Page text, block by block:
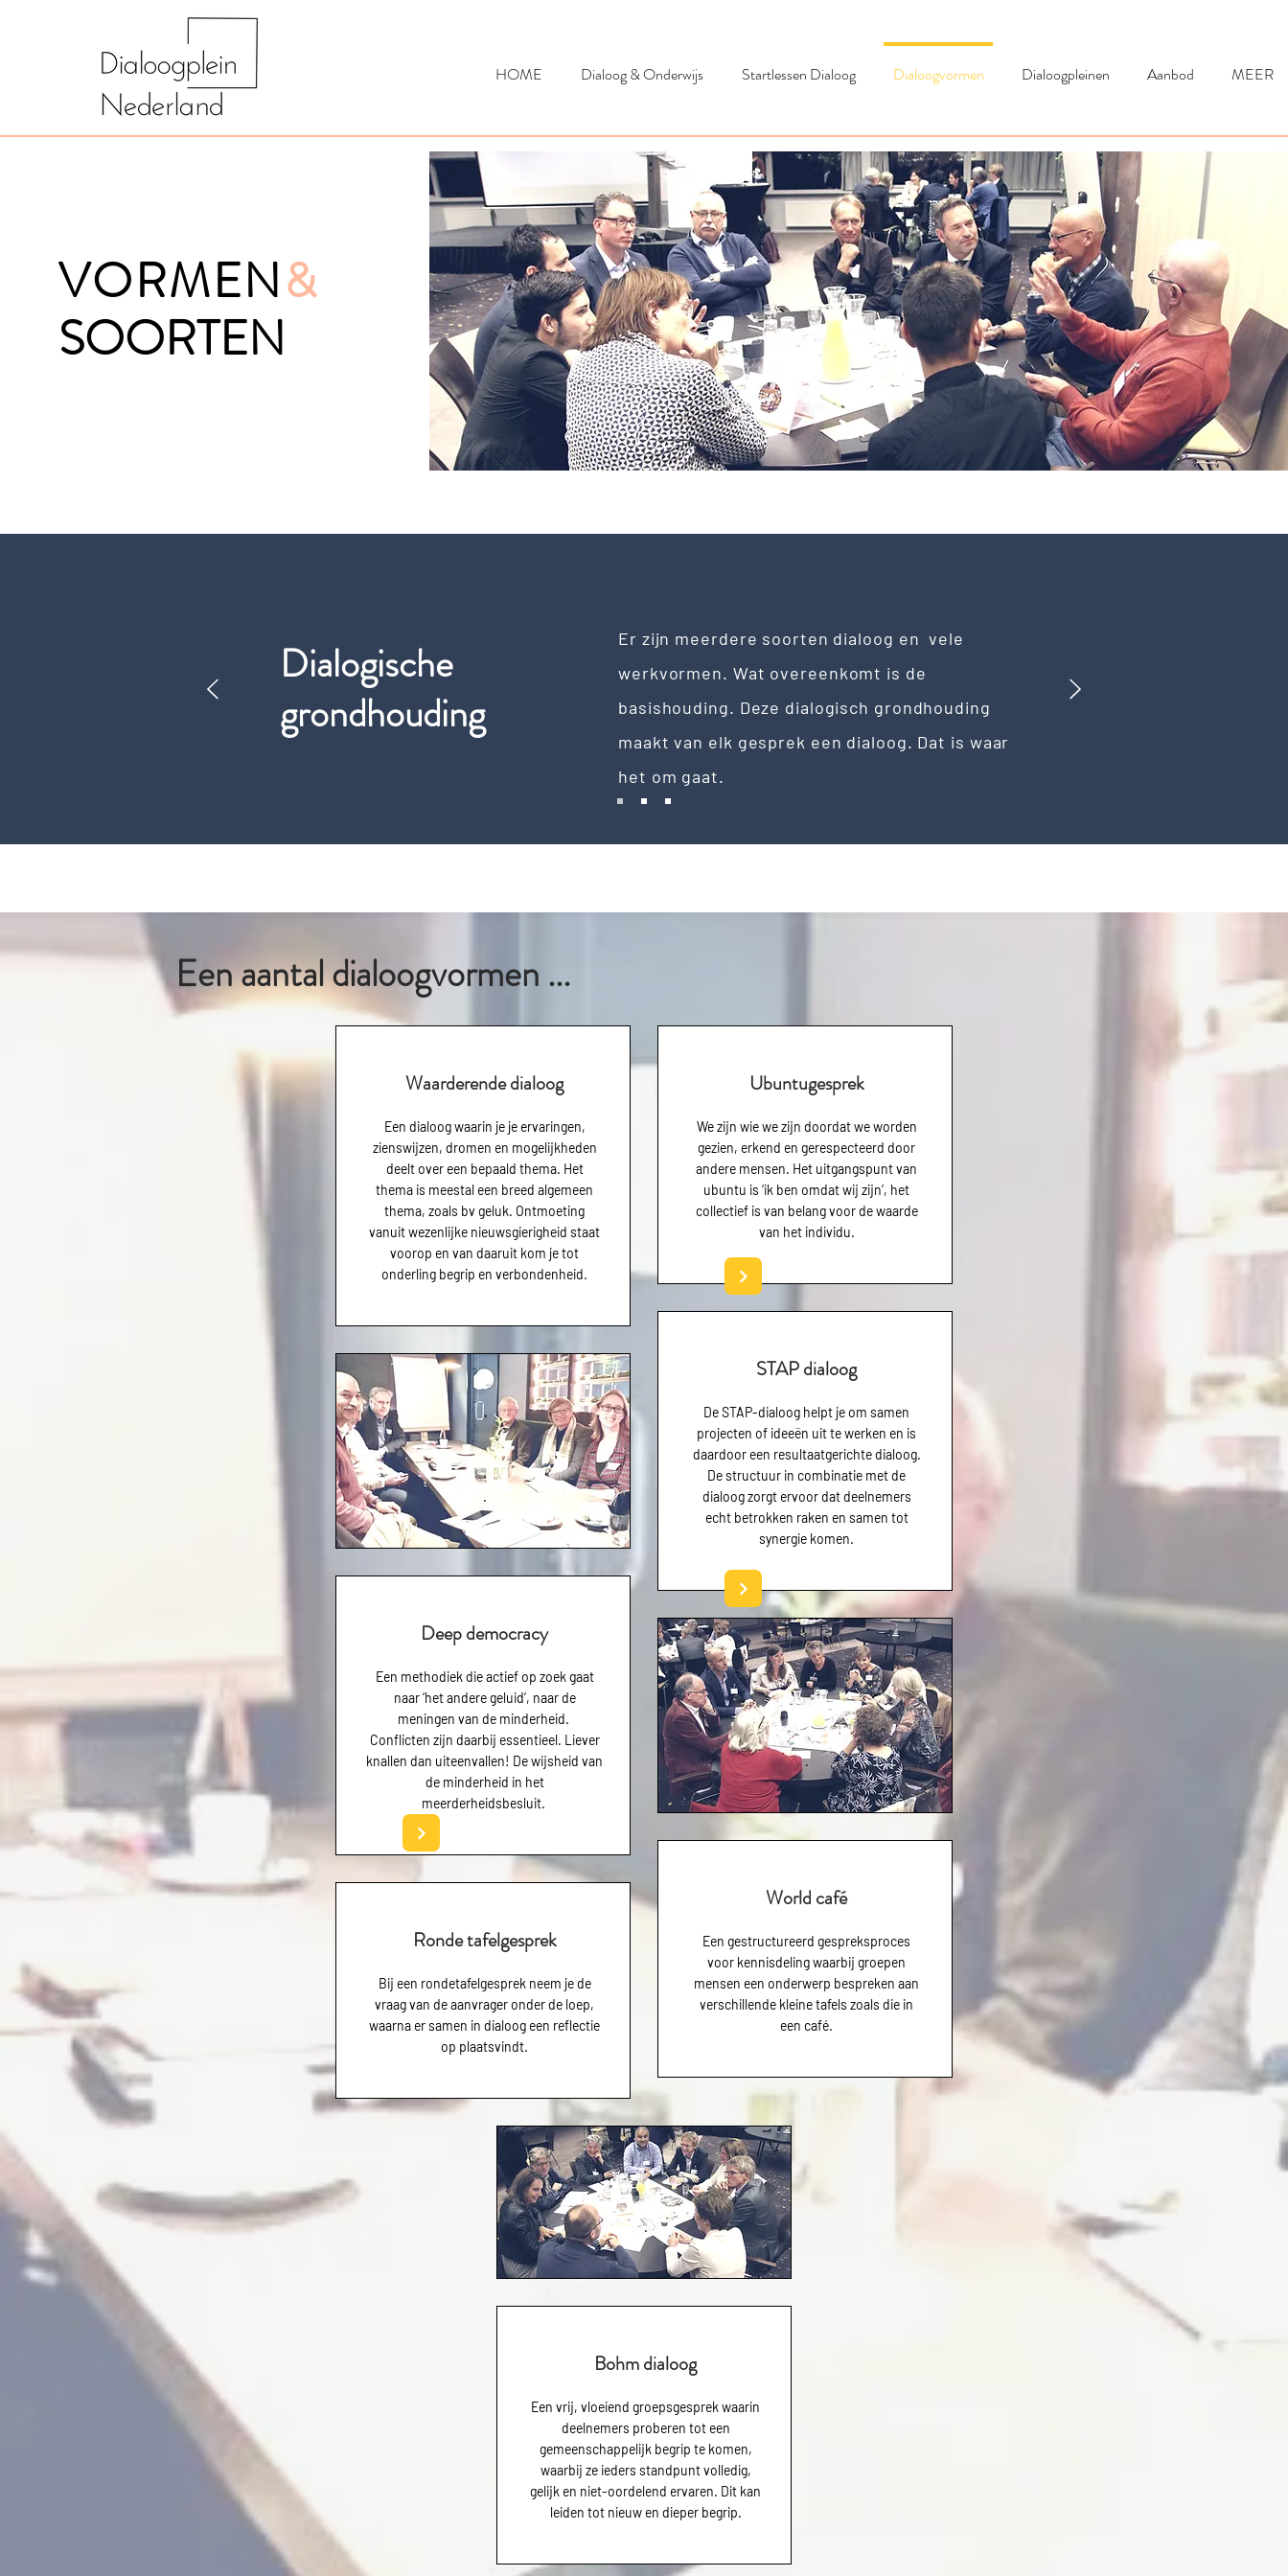
HOME Dialoog & Onderwijs Startlessen Dialoog Dialoogvormen Dialoogpleinen Aanbod MEER
VORMEN&
SOORTEN
Dialogische
grondhouding
Er zijn meerdere soorten dialoog en vele
werkvormen. Wat overeenkomt is de
basishouding. Deze dialogisch grondhouding
maakt van elk gesprek een dialoog. Dat is waar
het om gaat.
Een aantal dialoogvormen ...
Waarderende dialoog
Een dialoog waarin je je ervaringen,
zienswijzen, dromen en mogelijkheden
deelt over een bepaald thema. Het
thema is meestal een breed algemeen
thema, zoals bv geluk. Ontmoeting
vanuit wezenlijke nieuwsgierigheid staat
voorop en van daaruit kom je tot
onderling begrip en verbondenheid.
.
.
Deep democracy
Een methodiek die actief op zoek gaat
naar ‘het andere geluid’, naar de
meningen van de minderheid.
Conflicten zijn daarbij essentieel. Liever
knallen dan uiteenvallen! De wijsheid van
de minderheid in het
meerderheidsbesluit.
Ronde tafelgesprek
Bij een rondetafelgesprek neem je de
vraag van de aanvrager onder de loep,
waarna er samen in dialoog een reflectie
op plaatsvindt.
Ubuntugesprek
We zijn wie we zijn doordat we worden
gezien, erkend en gerespecteerd door
andere mensen. Het uitgangspunt van
ubuntu is ‘ik ben omdat wij zijn’, het
collectief is van belang voor de waarde
van het individu.
STAP dialoog
De STAP-dialoog helpt je om samen
projecten of ideeën uit te werken en is
daardoor een resultaatgerichte dialoog.
De structuur in combinatie met de
dialoog zorgt ervoor dat deelnemers
echt betrokken raken en samen tot
synergie komen.
.
World café
Een gestructureerd gespreksproces
voor kennisdeling waarbij groepen
mensen een onderwerp bespreken aan
verschillende kleine tafels zoals die in
een café.
.
Bohm dialoog
Een vrij, vloeiend groepsgesprek waarin
deelnemers proberen tot een
gemeenschappelijk begrip te komen,
waarbij ze ieders standpunt volledig,
gelijk en niet-oordelend ervaren. Dit kan
leiden tot nieuw en dieper begrip.